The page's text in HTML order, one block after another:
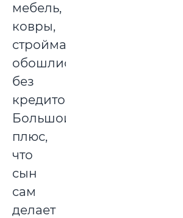
мебель,
ковры,
стройматериалы,
обошлись
без
кредитов.
Большой
плюс,
что
сын
сам
делает